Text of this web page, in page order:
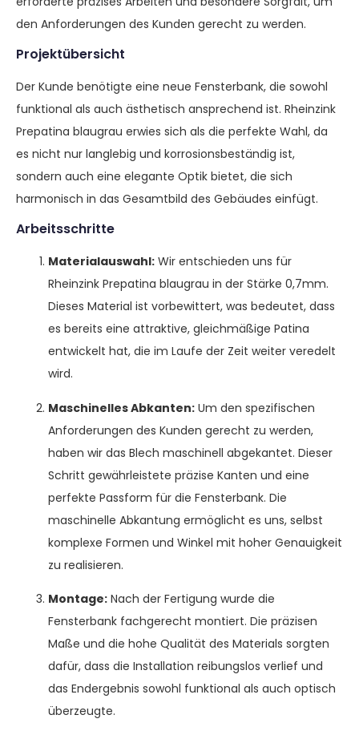
den Anforderungen des Kunden gerecht zu werden.
Projektübersicht
Der Kunde benötigte eine neue Fensterbank, die sowohl
funktional als auch ästhetisch ansprechend ist. Rheinzink
Prepatina blaugrau erwies sich als die perfekte Wahl, da
es nicht nur langlebig und korrosionsbeständig ist,
sondern auch eine elegante Optik bietet, die sich
harmonisch in das Gesamtbild des Gebäudes einfügt.
Arbeitsschritte
Materialauswahl: Wir entschieden uns für
Rheinzink Prepatina blaugrau in der Stärke 0,7mm.
Dieses Material ist vorbewittert, was bedeutet, dass
es bereits eine attraktive, gleichmäßige Patina
entwickelt hat, die im Laufe der Zeit weiter veredelt
wird.
Maschinelles Abkanten: Um den spezifischen
Anforderungen des Kunden gerecht zu werden,
haben wir das Blech maschinell abgekantet. Dieser
Schritt gewährleistete präzise Kanten und eine
perfekte Passform für die Fensterbank. Die
maschinelle Abkantung ermöglicht es uns, selbst
komplexe Formen und Winkel mit hoher Genauigkeit
zu realisieren.
Montage: Nach der Fertigung wurde die
Fensterbank fachgerecht montiert. Die präzisen
Maße und die hohe Qualität des Materials sorgten
dafür, dass die Installation reibungslos verlief und
das Endergebnis sowohl funktional als auch optisch
überzeugte.